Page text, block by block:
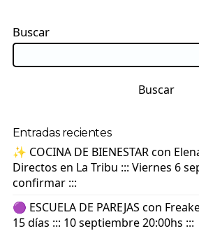
Buscar
Buscar
Entradas recientes
✨ COCINA DE BIENESTAR con
Directos en La Tribu ::: Viernes 6
confirmar :::
🟣 ESCUELA DE PAREJAS con
15 días ::: 10 septiembre 20:00hs :::